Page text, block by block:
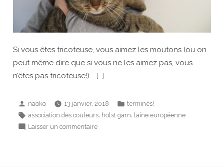
Si vous êtes tricoteuse, vous aimez les moutons (ou on
peut même dire que si vous ne les aimez pas, vous
n’êtes pas tricoteuse!).… […]
Publié
par
naoko 13 janvier, 2018
Publié
dans
terminés!
Étiquettes :
association des couleurs, holst garn, laine européenne
Laisser un commentairesur